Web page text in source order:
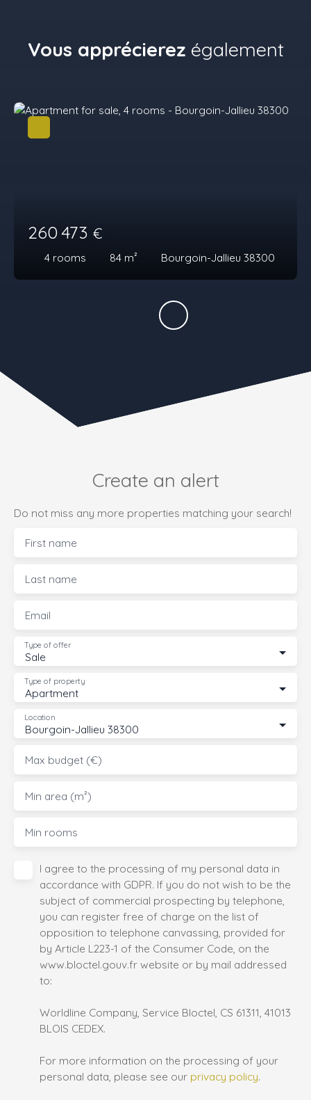
Vous apprécierez également
260 473 €
4 rooms 84 m² Bourgoin-Jallieu 38300
Create an alert
Do not miss any more properties matching your search!
First name
Last name
Email
Sale
Type of offer
Apartment
Type of property
Bourgoin-Jallieu 38300
Location
Max budget (€)
Min area (m²)
Min rooms
I agree to the processing of my personal data in
accordance with GDPR. If you do not wish to be the
subject of commercial prospecting by telephone,
you can register free of charge on the list of
opposition to telephone canvassing, provided for
by Article L223-1 of the Consumer Code, on the
www.bloctel.gouv.fr website or by mail addressed
to:
Worldline Company, Service Bloctel, CS 61311, 41013
BLOIS CEDEX.
For more information on the processing of your
personal data, please see our privacy policy.